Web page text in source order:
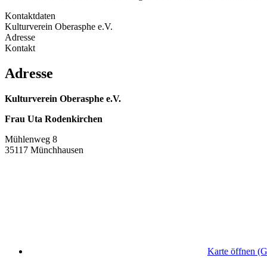
Kontaktdaten
Kulturverein Oberasphe e.V.
Adresse
Kontakt
Adresse
Kulturverein Oberasphe e.V.
Frau Uta Rodenkirchen
Mühlenweg 8
35117 Münchhausen
Karte öffnen